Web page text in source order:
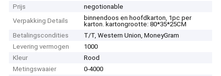
Prijs
negotionable
Verpakking Details
binnendoos en hoofdkarton, 1pc per
karton. kartongrootte: 80*35*25CM
Betalingscondities
T/T, Western Union, MoneyGram
Levering vermogen
1000
Kleur
Rood
Metingswaaier
0-4000